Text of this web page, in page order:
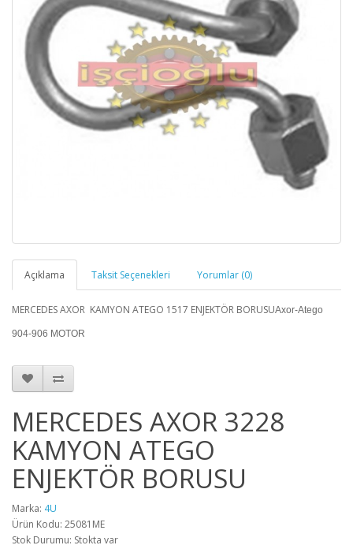
Açıklama Taksit Seçenekleri Yorumlar (0)
MERCEDES AXOR KAMYON ATEGO 1517 ENJEKTÖR BORUSUAxor-Atego
904-906 MOTOR
MERCEDES AXOR 3228
KAMYON ATEGO
ENJEKTÖR BORUSU
Marka: 4U
Ürün Kodu: 25081ME
Stok Durumu: Stokta var